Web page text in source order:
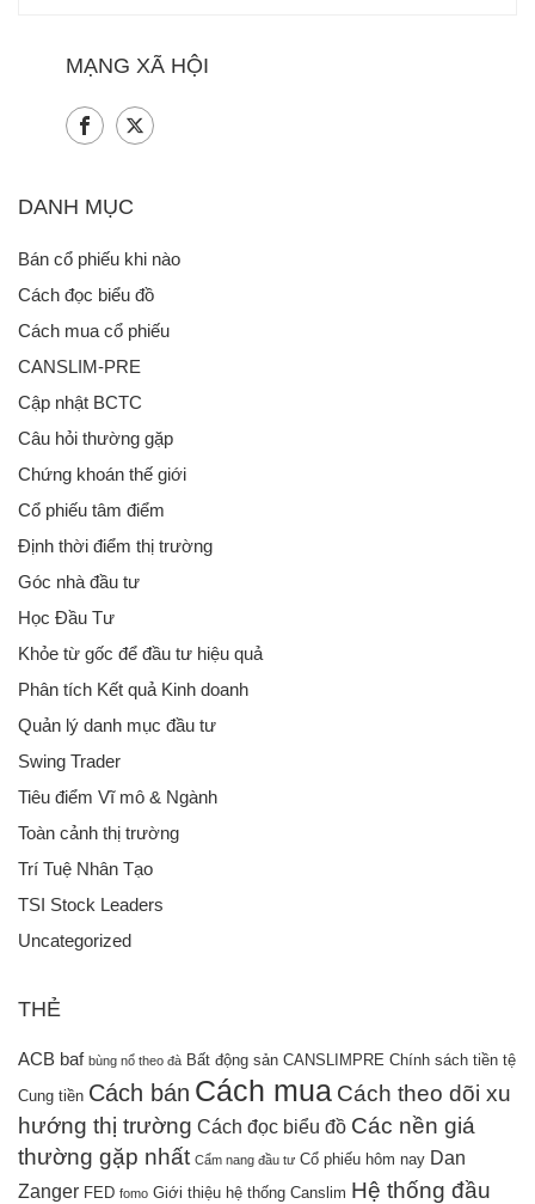
MẠNG XÃ HỘI
DANH MỤC
Bán cổ phiếu khi nào
Cách đọc biểu đồ
Cách mua cổ phiếu
CANSLIM-PRE
Cập nhật BCTC
Câu hỏi thường gặp
Chứng khoán thế giới
Cổ phiếu tâm điểm
Định thời điểm thị trường
Góc nhà đầu tư
Học Đầu Tư
Khỏe từ gốc để đầu tư hiệu quả
Phân tích Kết quả Kinh doanh
Quản lý danh mục đầu tư
Swing Trader
Tiêu điểm Vĩ mô & Ngành
Toàn cảnh thị trường
Trí Tuệ Nhân Tạo
TSI Stock Leaders
Uncategorized
THẺ
ACB baf bùng nổ theo đà Bất động sản CANSLIMPRE Chính sách tiền tệ
Cung tiền Cách bán Cách mua Cách theo dõi xu
hướng thị trường Cách đọc biểu đồ Các nền giá
thường gặp nhất Cẩm nang đầu tư Cổ phiếu hôm nay Dan
Zanger FED fomo Giới thiệu hệ thống Canslim Hệ thống đầu